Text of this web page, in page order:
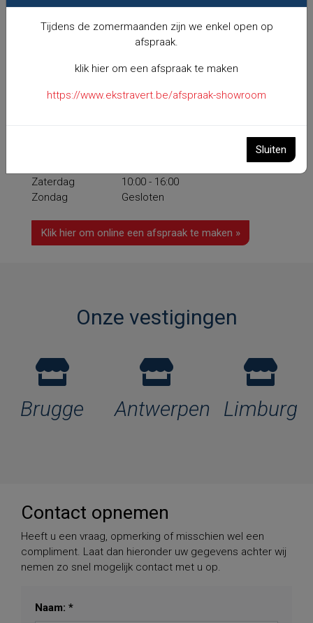
2150 Borsbeek
Maandag
Zaterdag
10:00 - 16:00
Zondag
Gesloten
Klik hier om online een afspraak te maken »
Onze vestigingen
Brugge Antwerpen Limburg
Contact opnemen
Heeft u een vraag, opmerking of misschien wel een
compliment. Laat dan hieronder uw gegevens achter wij
nemen zo snel mogelijk contact met u op.
Naam: *
Tijdens de zomermaanden zijn we enkel open op
afspraak.
klik hier om een afspraak te maken
https://www.ekstravert.be/afspraak-showroom
Sluiten